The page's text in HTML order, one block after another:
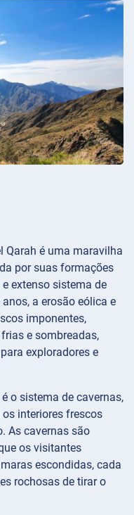
Qarah é uma maravilha
por suas formações
extenso sistema de
a erosão eólica e
imponentes,
e sombreadas,
exploradores e
o sistema de cavernas,
interiores frescos
As cavernas são
os visitantes
escondidas, cada
rochosas de tirar o